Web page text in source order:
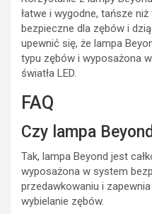
łatwe i wygodne, tańsze
bezpieczne dla zębów i
upewnić się, że lampa
typu zębów i wyposażona
światła LED.
FAQ
Czy lampa
Tak, lampa Beyond jest
wyposażona w system
przedawkowaniu i
wybielanie zębów.